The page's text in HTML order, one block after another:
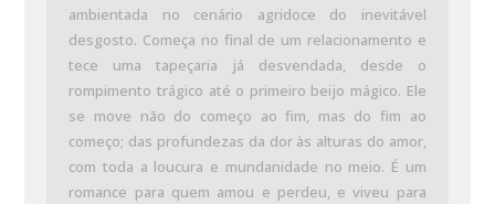
ambientada no cenário agridoce do inevitável
desgosto. Começa no final de um relacionamento e
tece uma tapeçaria já desvendada, desde o
rompimento trágico até o primeiro beijo mágico. Ele
se move não do começo ao fim, mas do fim ao
começo; das profundezas da dor às alturas do amor,
com toda a loucura e mundanidade no meio. É um
romance para quem amou e perdeu, e viveu para